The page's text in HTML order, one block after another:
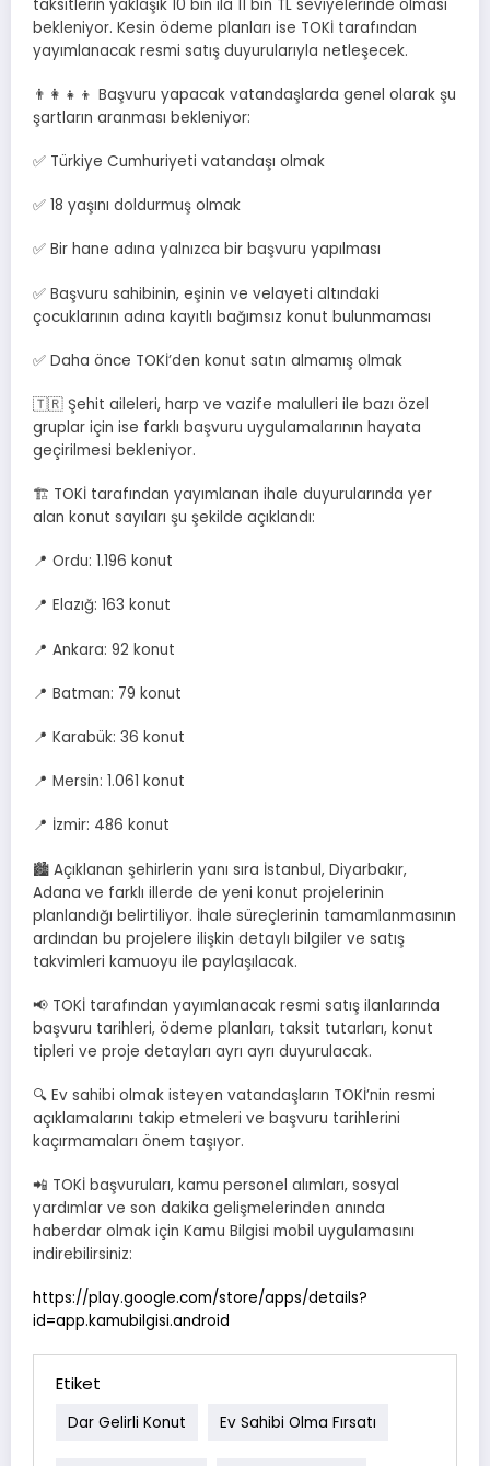
taksitlerin yaklaşık 10 bin ila 11 bin TL seviyelerinde olması
bekleniyor. Kesin ödeme planları ise TOKİ tarafından
yayımlanacak resmi satış duyurularıyla netleşecek.
👨‍👩‍👧‍👦 Başvuru yapacak vatandaşlarda genel olarak şu
şartların aranması bekleniyor:
✅ Türkiye Cumhuriyeti vatandaşı olmak
✅ 18 yaşını doldurmuş olmak
✅ Bir hane adına yalnızca bir başvuru yapılması
✅ Başvuru sahibinin, eşinin ve velayeti altındaki
çocuklarının adına kayıtlı bağımsız konut bulunmaması
✅ Daha önce TOKİ’den konut satın almamış olmak
🇹🇷 Şehit aileleri, harp ve vazife malulleri ile bazı özel
gruplar için ise farklı başvuru uygulamalarının hayata
geçirilmesi bekleniyor.
🏗️ TOKİ tarafından yayımlanan ihale duyurularında yer
alan konut sayıları şu şekilde açıklandı:
📍 Ordu: 1.196 konut
📍 Elazığ: 163 konut
📍 Ankara: 92 konut
📍 Batman: 79 konut
📍 Karabük: 36 konut
📍 Mersin: 1.061 konut
📍 İzmir: 486 konut
🏙️ Açıklanan şehirlerin yanı sıra İstanbul, Diyarbakır,
Adana ve farklı illerde de yeni konut projelerinin
planlandığı belirtiliyor. İhale süreçlerinin tamamlanmasının
ardından bu projelere ilişkin detaylı bilgiler ve satış
takvimleri kamuoyu ile paylaşılacak.
📢 TOKİ tarafından yayımlanacak resmi satış ilanlarında
başvuru tarihleri, ödeme planları, taksit tutarları, konut
tipleri ve proje detayları ayrı ayrı duyurulacak.
🔍 Ev sahibi olmak isteyen vatandaşların TOKİ’nin resmi
açıklamalarını takip etmeleri ve başvuru tarihlerini
kaçırmamaları önem taşıyor.
📲 TOKİ başvuruları, kamu personel alımları, sosyal
yardımlar ve son dakika gelişmelerinden anında
haberdar olmak için Kamu Bilgisi mobil uygulamasını
indirebilirsiniz:
https://play.google.com/store/apps/details?
id=app.kamubilgisi.android
Etiket
Dar Gelirli Konut Ev Sahibi Olma Fırsatı